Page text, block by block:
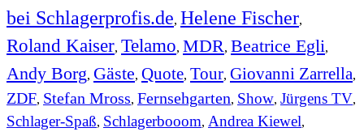
bei Schlagerprofis.de, Helene Fischer,
Roland Kaiser, Telamo, MDR, Beatrice Egli,
Andy Borg, Gäste, Quote, Tour, Giovanni Zarrella,
ZDF, Stefan Mross, Fernsehgarten, Show, Jürgens TV,
Schlager-Spaß, Schlagerbooom, Andrea Kiewel,